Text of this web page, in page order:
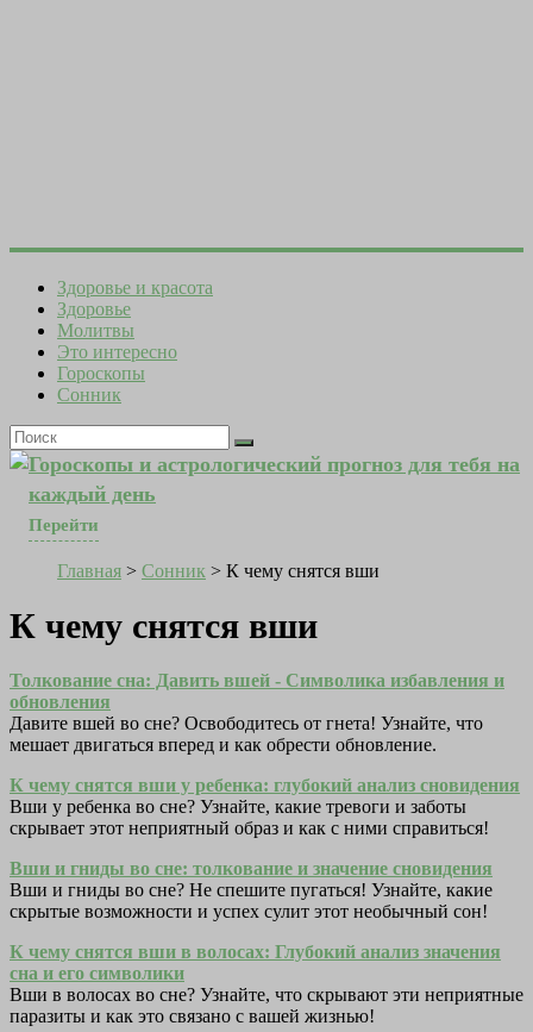
Здоровье и красота
Здоровье
Молитвы
Это интересно
Гороскопы
Сонник
Гороскопы и астрологический прогноз для тебя на
каждый день
Перейти
Главная > Сонник > К чему снятся вши
К чему снятся вши
Толкование сна: Давить вшей - Символика избавления и
обновления
Давите вшей во сне? Освободитесь от гнета! Узнайте, что
мешает двигаться вперед и как обрести обновление.
К чему снятся вши у ребенка: глубокий анализ сновидения
Вши у ребенка во сне? Узнайте, какие тревоги и заботы
скрывает этот неприятный образ и как с ними справиться!
Вши и гниды во сне: толкование и значение сновидения
Вши и гниды во сне? Не спешите пугаться! Узнайте, какие
скрытые возможности и успех сулит этот необычный сон!
К чему снятся вши в волосах: Глубокий анализ значения
сна и его символики
Вши в волосах во сне? Узнайте, что скрывают эти неприятные
паразиты и как это связано с вашей жизнью!